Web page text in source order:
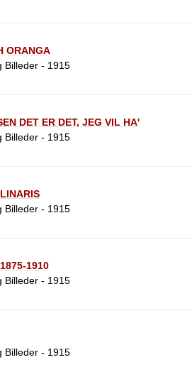
ORANGA
Billeder - 1915
DET ER DET, JEG VIL HA'
Billeder - 1915
Billeder - 1915
1910
Billeder - 1915
Billeder - 1915